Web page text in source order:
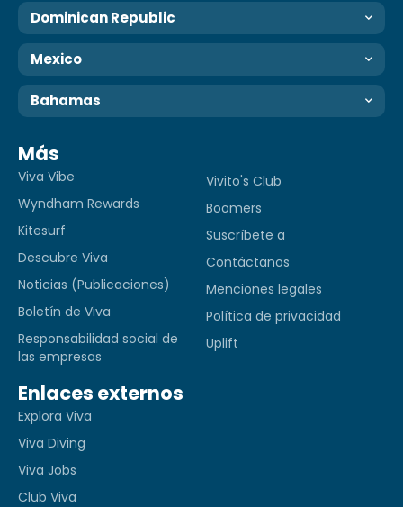
Dominican Republic
Mexico
Bahamas
Más
Viva Vibe
Wyndham Rewards
Kitesurf
Descubre Viva
Noticias (Publicaciones)
Boletín de Viva
Responsabilidad social de
las empresas
Vivito's Club
Boomers
Suscríbete a
Contáctanos
Menciones legales
Política de privacidad
Uplift
Enlaces externos
Explora Viva
Viva Diving
Viva Jobs
Club Viva